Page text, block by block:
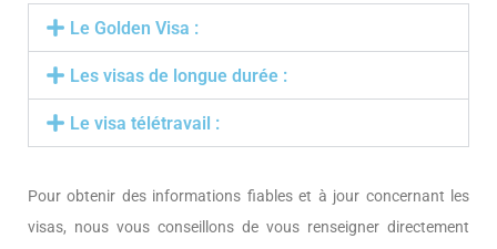
Le Golden Visa :
Les visas de longue durée :
Le visa télétravail :
Pour obtenir des informations fiables et à jour concernant les
visas, nous vous conseillons de vous renseigner directement